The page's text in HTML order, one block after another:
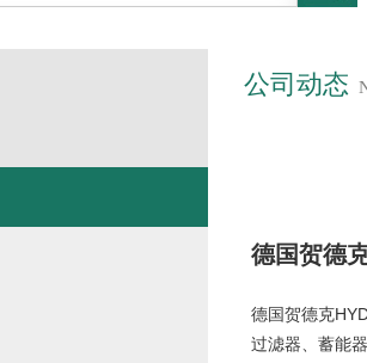
公司动态
德国贺德
德国贺德克
过滤器、蓄能